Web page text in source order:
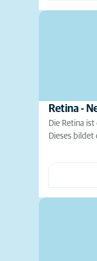
Retina -
Die Retina
Dieses bildet